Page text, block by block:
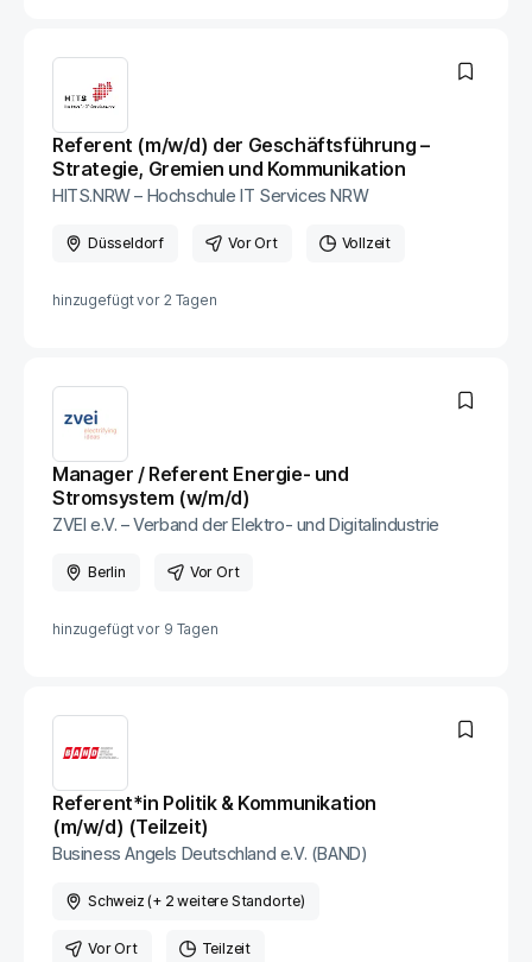
Referent (m/w/d) der Geschäftsführung –
Strategie, Gremien und Kommunikation
HITS.NRW – Hochschule IT Services NRW
Düsseldorf Vor Ort Vollzeit
hinzugefügt vor 2 Tagen
Manager / Referent Energie- und
Stromsystem (w/m/d)
ZVEI e.V. – Verband der Elektro- und Digitalindustrie
Berlin Vor Ort
hinzugefügt vor 9 Tagen
Referent*in Politik & Kommunikation
(m/w/d) (Teilzeit)
Business Angels Deutschland e.V. (BAND)
Schweiz (+ 2 weitere Standorte)
Vor Ort Teilzeit